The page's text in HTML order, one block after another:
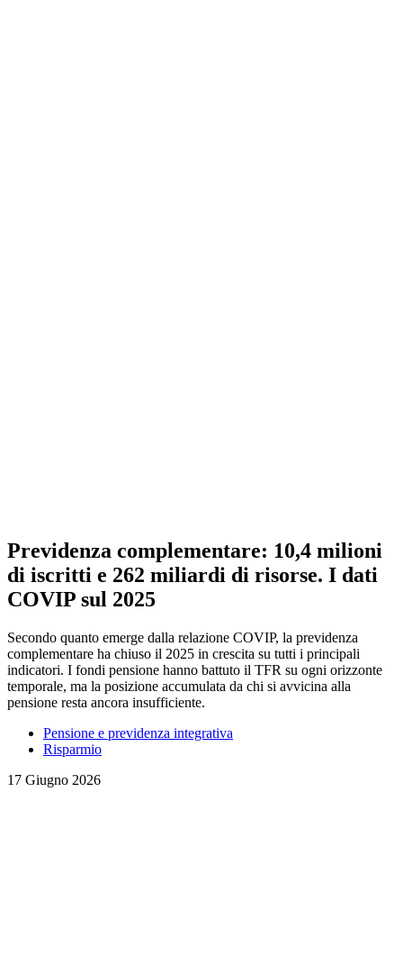
Previdenza complementare: 10,4 milioni
di iscritti e 262 miliardi di risorse. I dati
COVIP sul 2025
Secondo quanto emerge dalla relazione COVIP, la previdenza
complementare ha chiuso il 2025 in crescita su tutti i principali
indicatori. I fondi pensione hanno battuto il TFR su ogni orizzonte
temporale, ma la posizione accumulata da chi si avvicina alla
pensione resta ancora insufficiente.
Pensione e previdenza integrativa
Risparmio
17 Giugno 2026